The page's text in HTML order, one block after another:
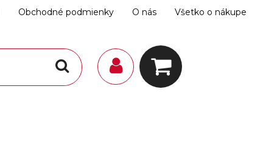
Obchodné podmienky O nás Všetko o nákupe